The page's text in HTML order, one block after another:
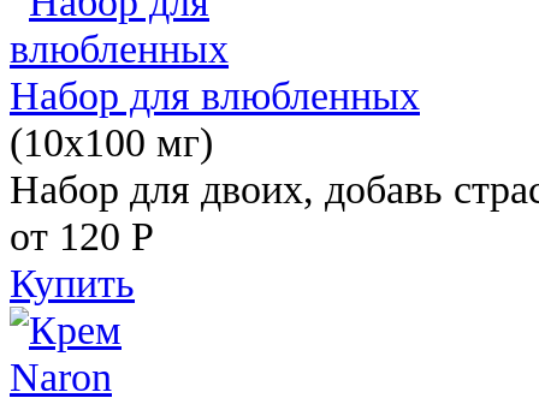
Набор для влюбленных
(10х100 мг)
Набор для двоих, добавь
от 120 Р
Купить